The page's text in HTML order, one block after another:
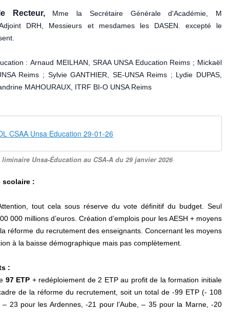
Recteur,Mme la Secrétaire Générale d'Académie, M
DRH, Messieurs et mesdames les DASEN. excepté le
:Arnaud MEILHAN, SRAA UNSA Education Reims ; Mickaël
Reims ; Sylvie GANTHIER, SE-UNSA Reims ; Lydie DUPAS,
MAHOURAUX, ITRF BI-O UNSA Reims
CSAA Unsa Education 29-01-26
Unsa-Éducation au CSA-A du 29 janvier 2026
scolaire :
tout cela sous réserve du vote définitif du budget. Seul
000 millions d’euros. Création d’emplois pour les AESH + moyens
réforme du recrutement des enseignants. Concernant les moyens
à la baisse démographique mais pas complètement.
:
97 ETP + redéploiement de 2 ETP au profit de la formation initiale
de la réforme du recrutement, soit un total de -99 ETP (- 108
– 23 pour les Ardennes, -21 pour l’Aube, – 35 pour la Marne, -20